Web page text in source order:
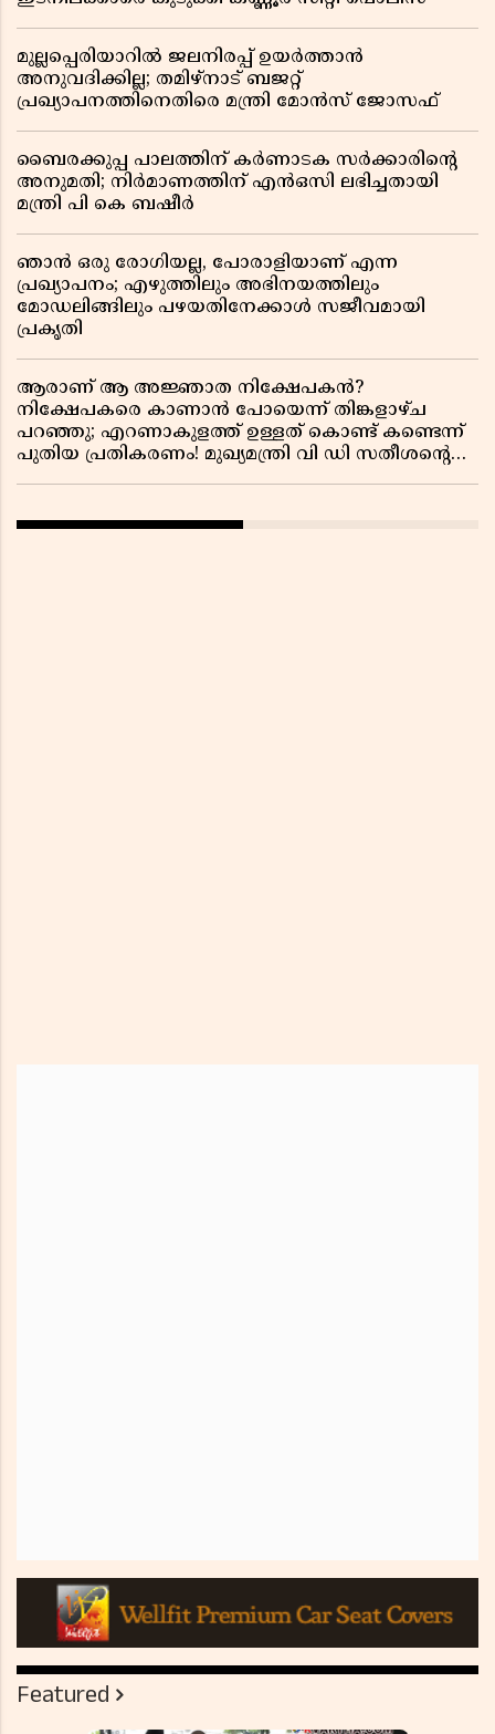
മുല്ലപ്പെരിയാറിൽ ജലനിരപ്പ് ഉയർത്താൻ
അനുവദിക്കില്ല; തമിഴ്നാട് ബജറ്റ്
പ്രഖ്യാപനത്തിനെതിരെ മന്ത്രി മോൻസ് ജോസഫ്
ബൈരക്കുപ്പ പാലത്തിന് കർണാടക സർക്കാരിൻ്റെ
അനുമതി; നിർമാണത്തിന് എൻഒസി ലഭിച്ചതായി
മന്ത്രി പി കെ ബഷീർ
ഞാൻ ഒരു രോഗിയല്ല, പോരാളിയാണ് എന്ന
പ്രഖ്യാപനം; എഴുത്തിലും അഭിനയത്തിലും
മോഡലിങ്ങിലും പഴയതിനേക്കാൾ സജീവമായി
പ്രകൃതി
ആരാണ് ആ അജ്ഞാത നിക്ഷേപകൻ?
നിക്ഷേപകരെ കാണാൻ പോയെന്ന് തിങ്കളാഴ്ച
പറഞ്ഞു; എറണാകുളത്ത് ഉള്ളത് കൊണ്ട് കണ്ടെന്ന്
പുതിയ പ്രതികരണം! മുഖ്യമന്ത്രി വി ഡി സതീശന്റെ
Featured